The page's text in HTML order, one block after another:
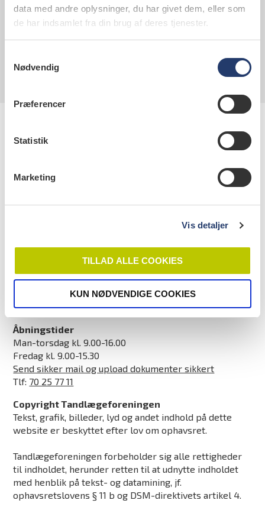
data med andre oplysninger, du har givet dem, eller som
de har indsamlet fra din brug af deres tjenester.
Nødvendig
Præferencer
Statistik
Marketing
Vis detaljer
TILLAD ALLE COOKIES
KUN NØDVENDIGE COOKIES
og lægen vurderer, hvor du får den rette
behandling.
1256 København K
CVR: 21318418
EAN/GLN-nummer: 5790002502873
Åbningstider
Man-torsdag kl. 9.00-16.00
Fredag kl. 9.00-15.30
Send sikker mail og upload dokumenter sikkert
Tlf: 70 25 77 11
Copyright Tandlægeforeningen
Tekst, grafik, billeder, lyd og andet indhold på dette
website er beskyttet efter lov om ophavsret.
Tandlægeforeningen forbeholder sig alle rettigheder
til indholdet, herunder retten til at udnytte indholdet
med henblik på tekst- og datamining, jf.
ophavsretslovens § 11 b og DSM-direktivets artikel 4.